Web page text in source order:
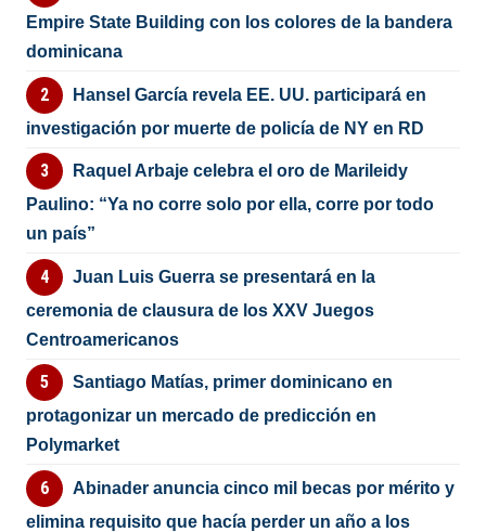
Empire State Building con los colores de la bandera
dominicana
Hansel García revela EE. UU. participará en
investigación por muerte de policía de NY en RD
Raquel Arbaje celebra el oro de Marileidy
Paulino: “Ya no corre solo por ella, corre por todo
un país”
Juan Luis Guerra se presentará en la
ceremonia de clausura de los XXV Juegos
Centroamericanos
Santiago Matías, primer dominicano en
protagonizar un mercado de predicción en
Polymarket
Abinader anuncia cinco mil becas por mérito y
elimina requisito que hacía perder un año a los